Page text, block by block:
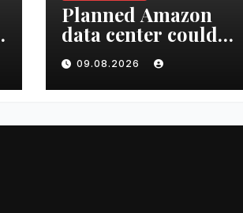
Planned Amazon
data center could
become the biggest
climate polluter in
the U.S. | VseTime.ru
09.08.2026